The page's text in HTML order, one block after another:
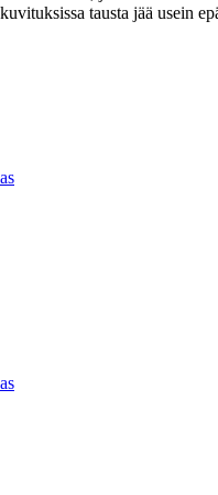
tausta jää usein